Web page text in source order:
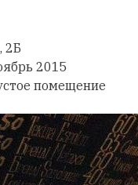
2Б
2015
помещение